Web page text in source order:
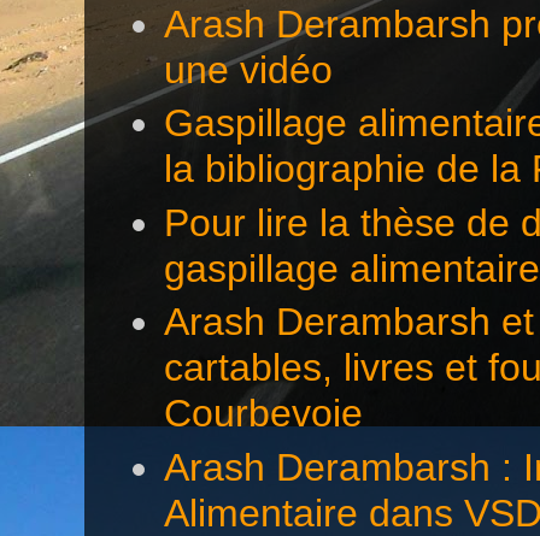
Arash Derambarsh
une vidéo
Gaspillage
la bibliographie de la
Pour lire la thèse de
gaspillage alimentaire
Arash Derambarsh
cartables, livres et
Courbevoie
Arash Derambarsh :
Alimentaire dans